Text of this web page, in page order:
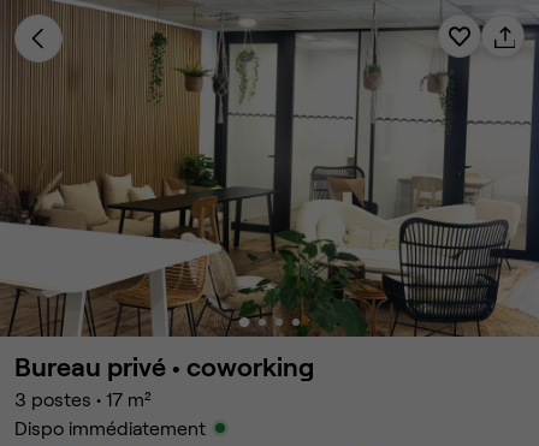
Bureau privé • coworking
3 postes • 17 m²
Dispo immédiatement